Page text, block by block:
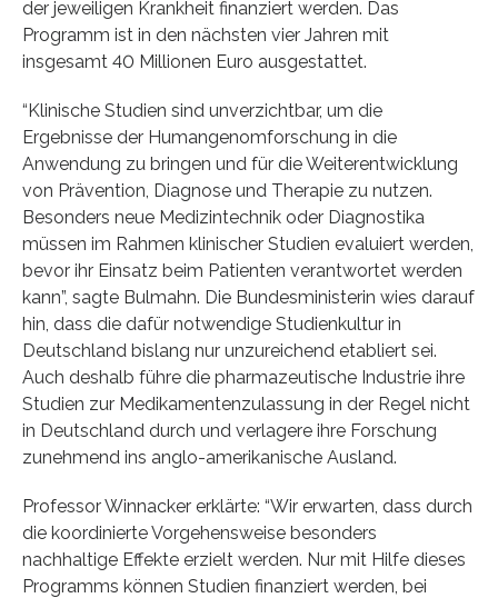
der jeweiligen Krankheit finanziert werden. Das
Programm ist in den nächsten vier Jahren mit
insgesamt 40 Millionen Euro ausgestattet.
“Klinische Studien sind unverzichtbar, um die
Ergebnisse der Humangenomforschung in die
Anwendung zu bringen und für die Weiterentwicklung
von Prävention, Diagnose und Therapie zu nutzen.
Besonders neue Medizintechnik oder Diagnostika
müssen im Rahmen klinischer Studien evaluiert werden,
bevor ihr Einsatz beim Patienten verantwortet werden
kann”, sagte Bulmahn. Die Bundesministerin wies darauf
hin, dass die dafür notwendige Studienkultur in
Deutschland bislang nur unzureichend etabliert sei.
Auch deshalb führe die pharmazeutische Industrie ihre
Studien zur Medikamentenzulassung in der Regel nicht
in Deutschland durch und verlagere ihre Forschung
zunehmend ins anglo-amerikanische Ausland.
Professor Winnacker erklärte: “Wir erwarten, dass durch
die koordinierte Vorgehensweise besonders
nachhaltige Effekte erzielt werden. Nur mit Hilfe dieses
Programms können Studien finanziert werden, bei